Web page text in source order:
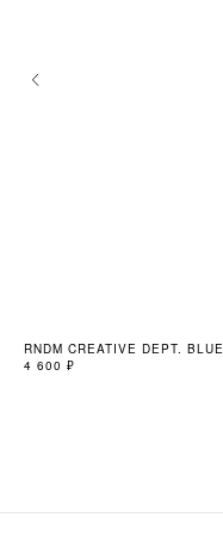
RNDM CREATIVE DEPT. BLUE
4 600 ₽